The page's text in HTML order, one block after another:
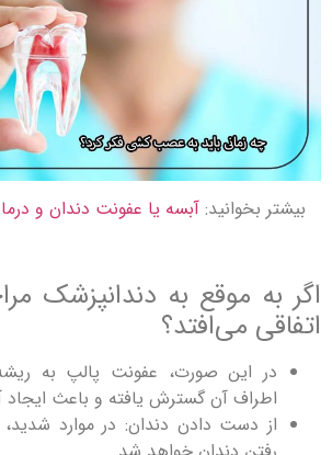
بیشتر بخوانید: آبسه یا عفونت دندان و
اگر به موقع به دندانپزشک
اتفاقی می‌افتد؟
در این صورت، عفونت پالپ به
اطراف آن گسترش یافته و باعث
از دست دادن دندان: در موارد